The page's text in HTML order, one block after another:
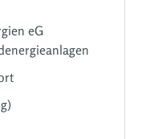
eG